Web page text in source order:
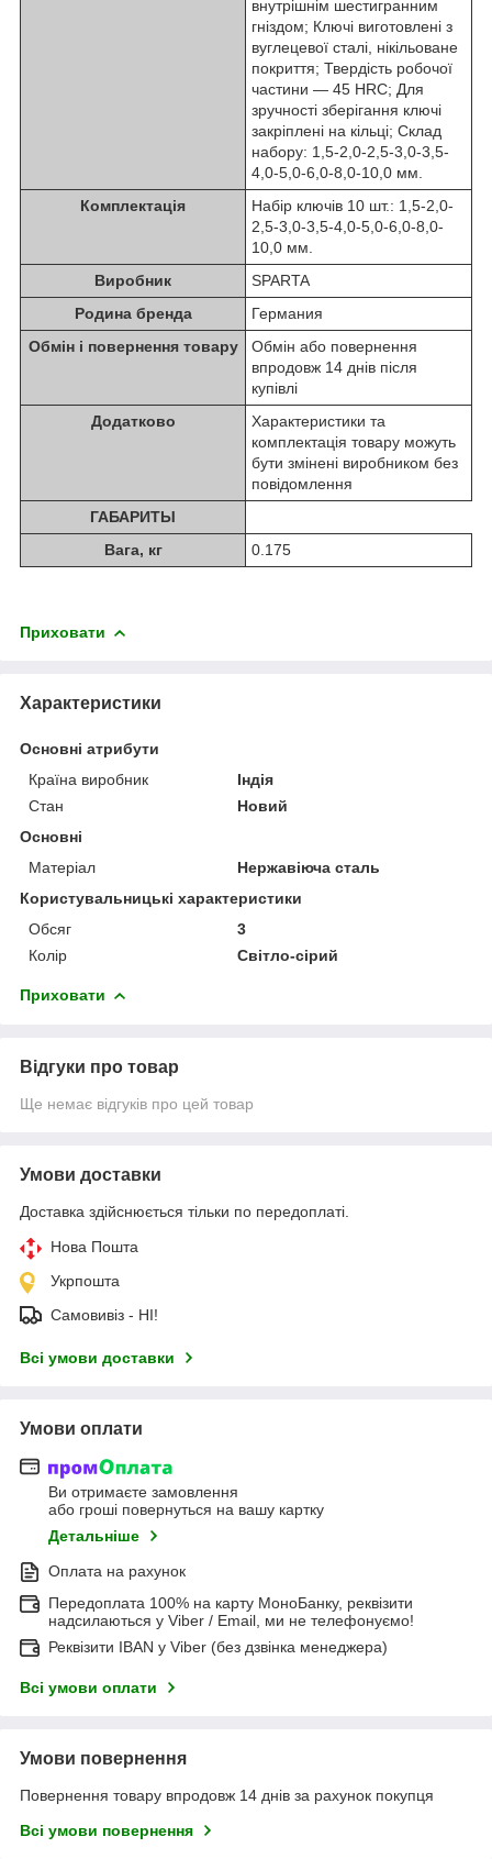
внутрішнім шестигранним
гніздом; Ключі виготовлені з
вуглецевої сталі, нікільоване
покриття; Твердість робочої
частини — 45 HRC; Для
зручності зберігання ключі
закріплені на кільці; Склад
набору: 1,5-2,0-2,5-3,0-3,5-
4,0-5,0-6,0-8,0-10,0 мм.
Комплектація
Набір ключів 10 шт.: 1,5-2,0-
2,5-3,0-3,5-4,0-5,0-6,0-8,0-
10,0 мм.
Виробник
SPARTA
Родина бренда
Германия
Обмін і повернення товару
Обмін або повернення
впродовж 14 днів після
купівлі
Додатково
Характеристики та
комплектація товару можуть
бути змінені виробником без
повідомлення
ГАБАРИТЫ
Вага, кг
0.175
Приховати
Характеристики
Основні атрибути
Країна виробник
Індія
Стан
Новий
Основні
Матеріал
Нержавіюча сталь
Користувальницькі характеристики
Обсяг
3
Колір
Світло-сірий
Приховати
Відгуки про товар
Ще немає відгуків про цей товар
Умови доставки
Доставка здійснюється тільки по передоплаті.
Нова Пошта
Укрпошта
Самовивіз - НІ!
Всі умови доставки
Умови оплати
Ви отримаєте замовлення
або гроші повернуться на вашу картку
Детальніше
Оплата на рахунок
Передоплата 100% на карту МоноБанку, реквізити
надсилаються у Viber / Email, ми не телефонуємо!
Реквізити IBAN у Viber (без дзвінка менеджера)
Всі умови оплати
Умови повернення
Повернення товару впродовж 14 днів за рахунок покупця
Всі умови повернення